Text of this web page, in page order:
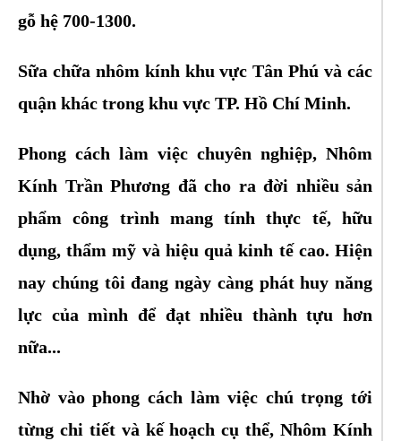
gỗ hệ 700-1300.
Sữa chữa nhôm kính khu vực Tân Phú và các
quận khác trong khu vực TP. Hồ Chí Minh.
Phong cách làm việc chuyên nghiệp, Nhôm
Kính Trần Phương đã cho ra đời nhiều sản
phẩm công trình mang tính thực tế, hữu
dụng, thẩm mỹ và hiệu quả kinh tế cao. Hiện
nay chúng tôi đang ngày càng phát huy năng
lực của mình để đạt nhiều thành tựu hơn
nữa...
Nhờ vào phong cách làm việc chú trọng tới
từng chi tiết và kế hoạch cụ thể, Nhôm Kính